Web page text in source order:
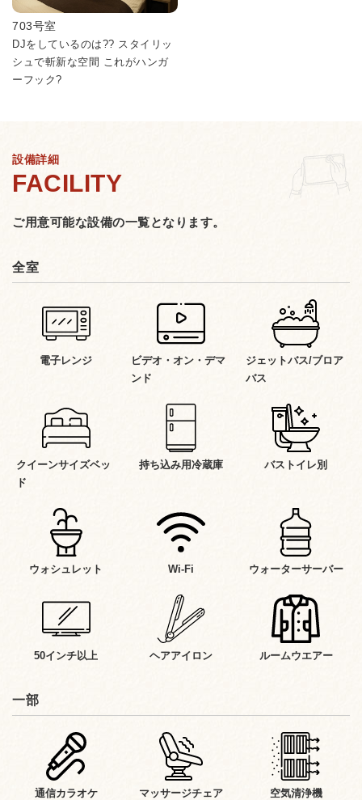
703号室
DJをしているのは?? スタイリッ
シュで斬新な空間 これがハンガ
ーフック?
設備詳細
ご用意可能な設備の一覧となります。
全室
電子レンジ
ビデオ・オン・デマ
ンド
ジェットバス/ブロア
バス
クイーンサイズベッ
ド
持ち込み用冷蔵庫 バストイレ別
ウォシュレット Wi-Fi ウォーターサーバー
50インチ以上 ヘアアイロン ルームウエアー
一部
通信カラオケ マッサージチェア 空気清浄機